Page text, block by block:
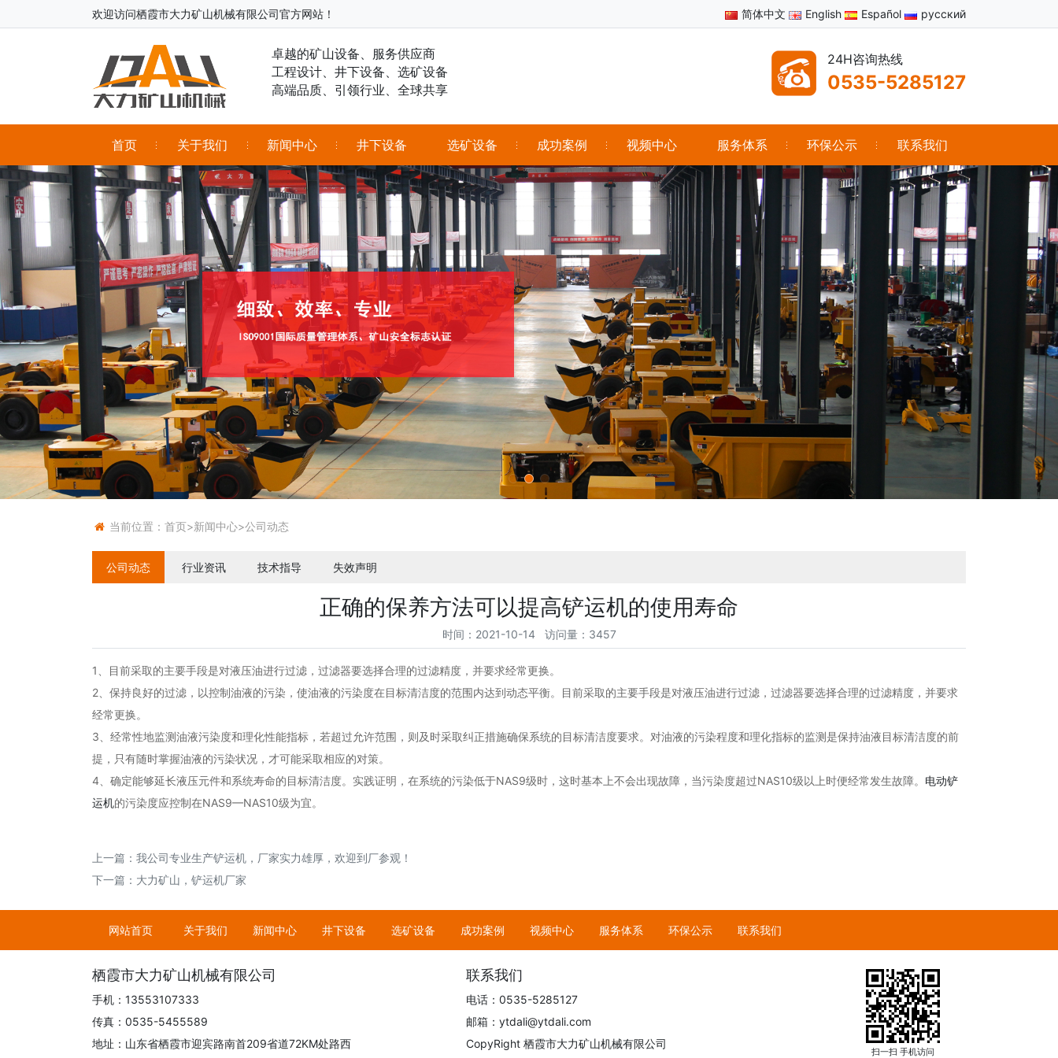
欢迎访问栖霞市大力矿山机械有限公司官方网站！ 简体中文 English Español русский
卓越的矿山设备、服务供应商
工程设计、井下设备、选矿设备
高端品质、引领行业、全球共享
24H咨询热线
0535-5285127
首页 关于我们 新闻中心 井下设备 选矿设备 成功案例 视频中心 服务体系 环保公示 联系我们
当前位置： 首页>新闻中心>公司动态
公司动态 行业资讯 技术指导 失效声明
正确的保养方法可以提高铲运机的使用寿命
时间：2021-10-14 访问量：3457
1、目前采取的主要手段是对液压油进行过滤，过滤器要选择合理的过滤精度，并要求经常更换。
2、保持良好的过滤，以控制油液的污染，使油液的污染度在目标清洁度的范围内达到动态平衡。目前采取的主要手段是对液压油进行过滤，过滤器要选择合理的过滤精度，并要求
经常更换。
3、经常性地监测油液污染度和理化性能指标，若超过允许范围，则及时采取纠正措施确保系统的目标清洁度要求。对油液的污染程度和理化指标的监测是保持油液目标清洁度的前
提，只有随时掌握油液的污染状况，才可能采取相应的对策。
4、确定能够延长液压元件和系统寿命的目标清洁度。实践证明，在系统的污染低于NAS9级时，这时基本上不会出现故障，当污染度超过NAS10级以上时便经常发生故障。 电动铲
运机的污染度应控制在NAS9—NAS10级为宜。
上一篇： 我公司专业生产铲运机，厂家实力雄厚，欢迎到厂参观！
下一篇： 大力矿山，铲运机厂家
网站首页 关于我们 新闻中心 井下设备 选矿设备 成功案例 视频中心 服务体系 环保公示 联系我们
栖霞市大力矿山机械有限公司
手机：13553107333
传真：0535-5455589
地址：山东省栖霞市迎宾路南首209省道72KM处路西
联系我们
电话：0535-5285127
邮箱：ytdali@ytdali.com
CopyRight 栖霞市大力矿山机械有限公司
扫一扫 手机访问